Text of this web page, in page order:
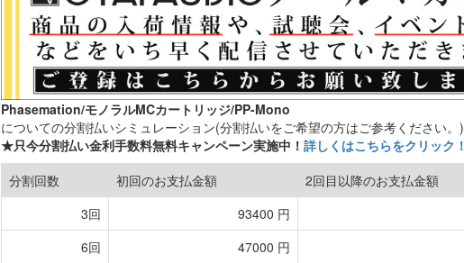
Phasemation/モノラルMCカートリッジ/PP-Mono
についての分割払いシミュレーション(分割払いをご希望の方はご参考ください。)
★只今分割払い金利手数料無料キャンペーン実施中！ 詳しくはこちらをクリック！
分割回数
初回のお支払金額
2回目以降のお支払金額
3回
93400 円
6回
47000 円